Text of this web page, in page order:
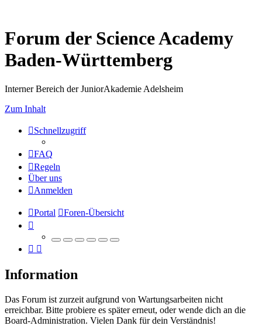
Forum der Science Academy
Baden-Württemberg
Interner Bereich der JuniorAkademie Adelsheim
Zum Inhalt
Schnellzugriff
FAQ
Regeln
Über uns
Anmelden
Portal Foren-Übersicht
Information
Das Forum ist zurzeit aufgrund von Wartungsarbeiten nicht
erreichbar. Bitte probiere es später erneut, oder wende dich an die
Board-Administration. Vielen Dank für dein Verständnis!